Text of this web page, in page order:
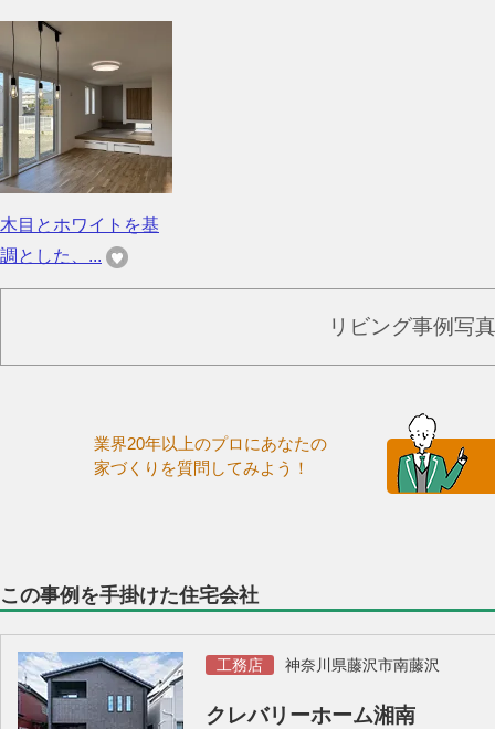
木目とホワイトを基
調とした、...
リビング事例写
業界20年以上のプロにあなたの
家づくりを質問してみよう！
この事例を手掛けた住宅会社
工務店 神奈川県藤沢市南藤沢
クレバリーホーム湘南